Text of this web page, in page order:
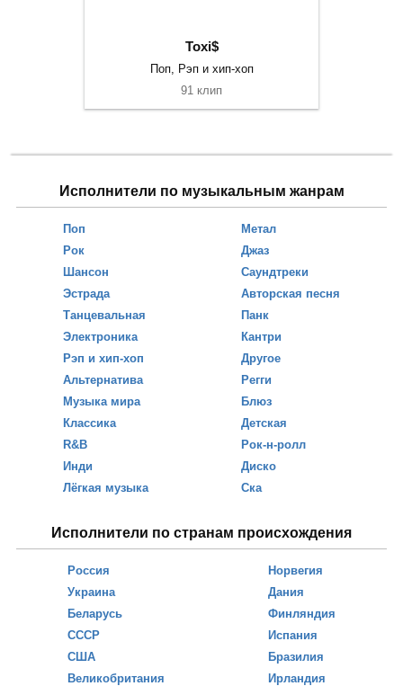
Toxi$
Поп, Рэп и хип-хоп
91 клип
Исполнители по музыкальным жанрам
Поп
Рок
Шансон
Эстрада
Танцевальная
Электроника
Рэп и хип-хоп
Альтернатива
Музыка мира
Классика
R&B
Инди
Лёгкая музыка
Метал
Джаз
Саундтреки
Авторская песня
Панк
Кантри
Другое
Регги
Блюз
Детская
Рок-н-ролл
Диско
Ска
Исполнители по странам происхождения
Россия
Украина
Беларусь
СССР
США
Великобритания
Норвегия
Дания
Финляндия
Испания
Бразилия
Ирландия